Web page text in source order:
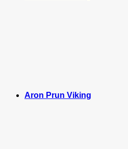
Aron Prun Viking